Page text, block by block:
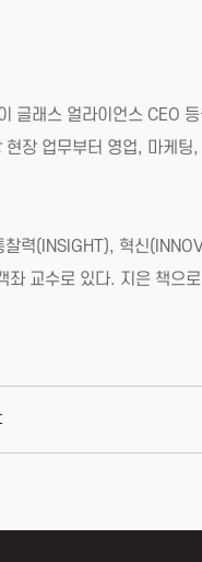
래스 얼라이언스 CEO
장 업무부터 영업, 마케
(INSIGHT), 혁신
교수로 있다. 지은 책으